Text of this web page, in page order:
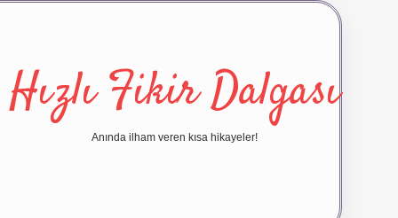
Hızlı Fikir Dalgası
Anında ilham veren kısa hikayeler!